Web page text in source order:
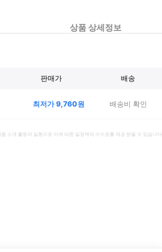
상품 상세정보
판매가 배송
최저가9,760원 배송비 확인
품 소개 활동의 일환으로 이에 따른 일정액의 수수료를 제공 받을 수 있습니다